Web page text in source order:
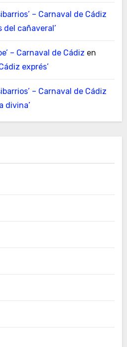
– Carnaval de Cádiz
del cañaveral’
– Carnaval de Cádiz en
exprés’
– Carnaval de Cádiz
divina’